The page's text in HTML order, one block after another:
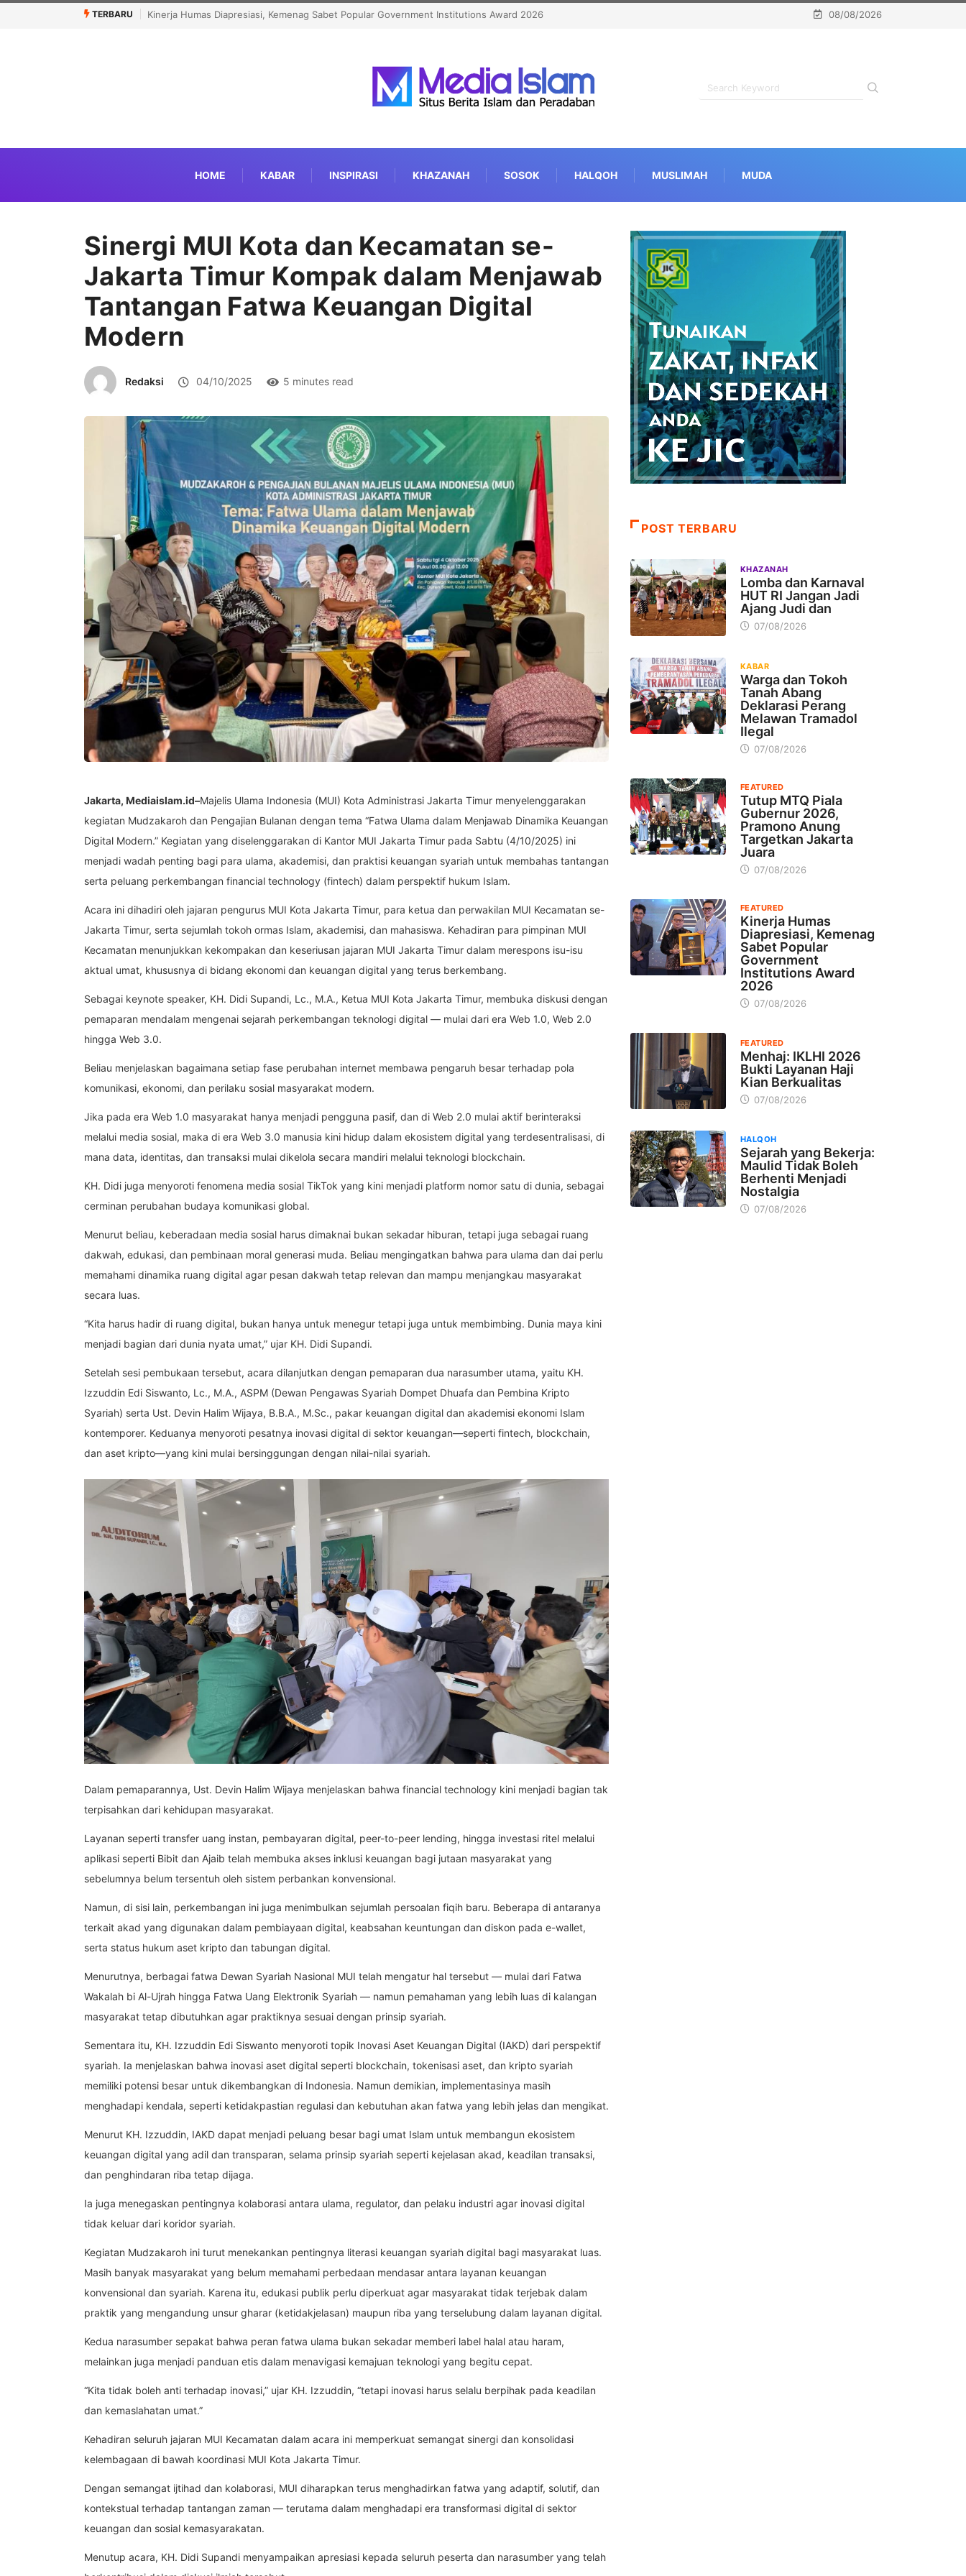
TERBARU Menhaj: IKLHI 2026 Bukti Layanan Haji Kian Berkualitas 08/08/2026
HOME KABAR INSPIRASI KHAZANAH SOSOK HALQOH MUSLIMAH MUDA
Sinergi MUI Kota dan Kecamatan se-
Jakarta Timur Kompak dalam Menjawab
Tantangan Fatwa Keuangan Digital
Modern
Redaksi 04/10/2025 5 minutes read
Jakarta, Mediaislam.id–Majelis Ulama Indonesia (MUI) Kota Administrasi Jakarta Timur menyelenggarakan
kegiatan Mudzakaroh dan Pengajian Bulanan dengan tema “Fatwa Ulama dalam Menjawab Dinamika Keuangan
Digital Modern.” Kegiatan yang diselenggarakan di Kantor MUI Jakarta Timur pada Sabtu (4/10/2025) ini
menjadi wadah penting bagi para ulama, akademisi, dan praktisi keuangan syariah untuk membahas tantangan
serta peluang perkembangan financial technology (fintech) dalam perspektif hukum Islam.
Acara ini dihadiri oleh jajaran pengurus MUI Kota Jakarta Timur, para ketua dan perwakilan MUI Kecamatan se-
Jakarta Timur, serta sejumlah tokoh ormas Islam, akademisi, dan mahasiswa. Kehadiran para pimpinan MUI
Kecamatan menunjukkan kekompakan dan keseriusan jajaran MUI Jakarta Timur dalam merespons isu-isu
aktual umat, khususnya di bidang ekonomi dan keuangan digital yang terus berkembang.
Sebagai keynote speaker, KH. Didi Supandi, Lc., M.A., Ketua MUI Kota Jakarta Timur, membuka diskusi dengan
pemaparan mendalam mengenai sejarah perkembangan teknologi digital — mulai dari era Web 1.0, Web 2.0
hingga Web 3.0.
Beliau menjelaskan bagaimana setiap fase perubahan internet membawa pengaruh besar terhadap pola
komunikasi, ekonomi, dan perilaku sosial masyarakat modern.
Jika pada era Web 1.0 masyarakat hanya menjadi pengguna pasif, dan di Web 2.0 mulai aktif berinteraksi
melalui media sosial, maka di era Web 3.0 manusia kini hidup dalam ekosistem digital yang terdesentralisasi, di
mana data, identitas, dan transaksi mulai dikelola secara mandiri melalui teknologi blockchain.
KH. Didi juga menyoroti fenomena media sosial TikTok yang kini menjadi platform nomor satu di dunia, sebagai
cerminan perubahan budaya komunikasi global.
Menurut beliau, keberadaan media sosial harus dimaknai bukan sekadar hiburan, tetapi juga sebagai ruang
dakwah, edukasi, dan pembinaan moral generasi muda. Beliau mengingatkan bahwa para ulama dan dai perlu
memahami dinamika ruang digital agar pesan dakwah tetap relevan dan mampu menjangkau masyarakat
secara luas.
“Kita harus hadir di ruang digital, bukan hanya untuk menegur tetapi juga untuk membimbing. Dunia maya kini
menjadi bagian dari dunia nyata umat,” ujar KH. Didi Supandi.
Setelah sesi pembukaan tersebut, acara dilanjutkan dengan pemaparan dua narasumber utama, yaitu KH.
Izzuddin Edi Siswanto, Lc., M.A., ASPM (Dewan Pengawas Syariah Dompet Dhuafa dan Pembina Kripto
Syariah) serta Ust. Devin Halim Wijaya, B.B.A., M.Sc., pakar keuangan digital dan akademisi ekonomi Islam
kontemporer. Keduanya menyoroti pesatnya inovasi digital di sektor keuangan—seperti fintech, blockchain,
dan aset kripto—yang kini mulai bersinggungan dengan nilai-nilai syariah.
Dalam pemaparannya, Ust. Devin Halim Wijaya menjelaskan bahwa financial technology kini menjadi bagian tak
terpisahkan dari kehidupan masyarakat.
Layanan seperti transfer uang instan, pembayaran digital, peer-to-peer lending, hingga investasi ritel melalui
aplikasi seperti Bibit dan Ajaib telah membuka akses inklusi keuangan bagi jutaan masyarakat yang
sebelumnya belum tersentuh oleh sistem perbankan konvensional.
Namun, di sisi lain, perkembangan ini juga menimbulkan sejumlah persoalan fiqih baru. Beberapa di antaranya
terkait akad yang digunakan dalam pembiayaan digital, keabsahan keuntungan dan diskon pada e-wallet,
serta status hukum aset kripto dan tabungan digital.
Menurutnya, berbagai fatwa Dewan Syariah Nasional MUI telah mengatur hal tersebut — mulai dari Fatwa
Wakalah bi Al-Ujrah hingga Fatwa Uang Elektronik Syariah — namun pemahaman yang lebih luas di kalangan
masyarakat tetap dibutuhkan agar praktiknya sesuai dengan prinsip syariah.
Sementara itu, KH. Izzuddin Edi Siswanto menyoroti topik Inovasi Aset Keuangan Digital (IAKD) dari perspektif
syariah. Ia menjelaskan bahwa inovasi aset digital seperti blockchain, tokenisasi aset, dan kripto syariah
memiliki potensi besar untuk dikembangkan di Indonesia. Namun demikian, implementasinya masih
menghadapi kendala, seperti ketidakpastian regulasi dan kebutuhan akan fatwa yang lebih jelas dan mengikat.
Menurut KH. Izzuddin, IAKD dapat menjadi peluang besar bagi umat Islam untuk membangun ekosistem
keuangan digital yang adil dan transparan, selama prinsip syariah seperti kejelasan akad, keadilan transaksi,
dan penghindaran riba tetap dijaga.
Ia juga menegaskan pentingnya kolaborasi antara ulama, regulator, dan pelaku industri agar inovasi digital
tidak keluar dari koridor syariah.
Kegiatan Mudzakaroh ini turut menekankan pentingnya literasi keuangan syariah digital bagi masyarakat luas.
Masih banyak masyarakat yang belum memahami perbedaan mendasar antara layanan keuangan
konvensional dan syariah. Karena itu, edukasi publik perlu diperkuat agar masyarakat tidak terjebak dalam
praktik yang mengandung unsur gharar (ketidakjelasan) maupun riba yang terselubung dalam layanan digital.
Kedua narasumber sepakat bahwa peran fatwa ulama bukan sekadar memberi label halal atau haram,
melainkan juga menjadi panduan etis dalam menavigasi kemajuan teknologi yang begitu cepat.
“Kita tidak boleh anti terhadap inovasi,” ujar KH. Izzuddin, “tetapi inovasi harus selalu berpihak pada keadilan
dan kemaslahatan umat.”
Kehadiran seluruh jajaran MUI Kecamatan dalam acara ini memperkuat semangat sinergi dan konsolidasi
kelembagaan di bawah koordinasi MUI Kota Jakarta Timur.
Dengan semangat ijtihad dan kolaborasi, MUI diharapkan terus menghadirkan fatwa yang adaptif, solutif, dan
kontekstual terhadap tantangan zaman — terutama dalam menghadapi era transformasi digital di sektor
keuangan dan sosial kemasyarakatan.
Menutup acara, KH. Didi Supandi menyampaikan apresiasi kepada seluruh peserta dan narasumber yang telah
POST TERBARU
KHAZANAH
Lomba dan Karnaval
HUT RI Jangan Jadi
Ajang Judi dan
07/08/2026
KABAR
Warga dan Tokoh
Tanah Abang
Deklarasi Perang
Melawan Tramadol
Ilegal
07/08/2026
FEATURED
Tutup MTQ Piala
Gubernur 2026,
Pramono Anung
Targetkan Jakarta
Juara
07/08/2026
FEATURED
Kinerja Humas
Diapresiasi, Kemenag
Sabet Popular
Government
Institutions Award
2026
07/08/2026
FEATURED
Menhaj: IKLHI 2026
Bukti Layanan Haji
Kian Berkualitas
07/08/2026
HALQOH
Sejarah yang Bekerja:
Maulid Tidak Boleh
Berhenti Menjadi
Nostalgia
07/08/2026